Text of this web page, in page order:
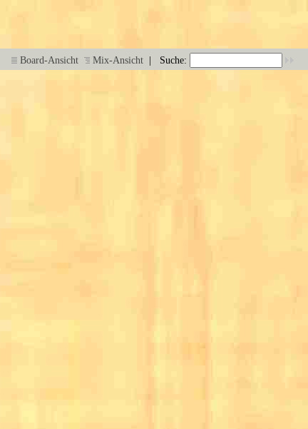
Board-Ansicht Mix-Ansicht | Suche: